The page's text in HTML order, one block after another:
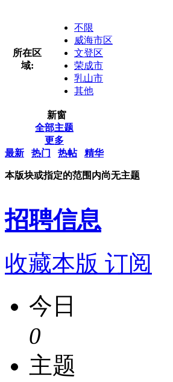
所在区
域:
不限
威海市区
文登区
荣成市
乳山市
其他
新窗
全部主题
更多
最新
热门 热帖 精华
本版块或指定的范围内尚无主题
招聘信息
收藏本版 订阅
今日
0
主题